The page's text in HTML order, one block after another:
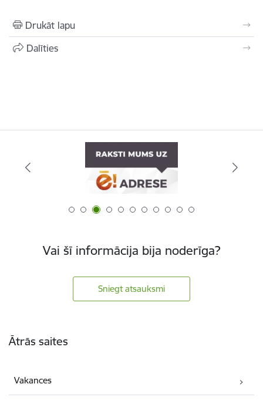
Drukāt lapu
Dalīties
Vai šī informācija bija noderīga?
Sniegt atsauksmi
Ātrās saites
Vakances